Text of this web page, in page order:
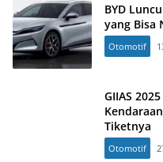
BYD
yang Bisa
Otomotif
GIIAS
Tiketnya
Otomotif